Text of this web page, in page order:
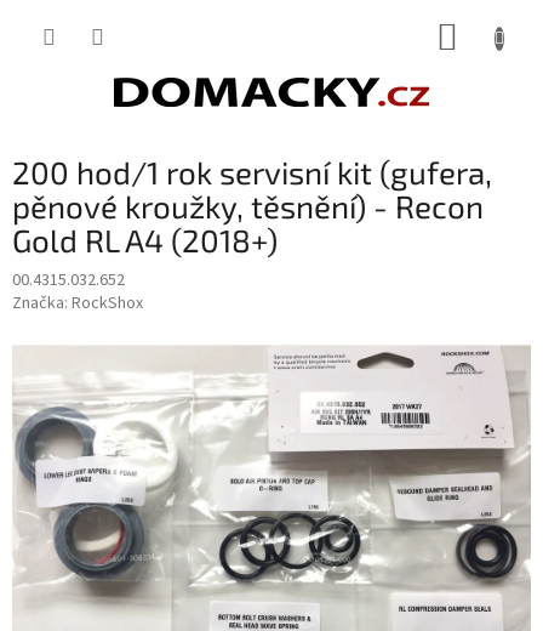
200 hod/1 rok servisní kit (gufera,
pěnové kroužky, těsnění) - Recon
Gold RL A4 (2018+)
00.4315.032.652
Značka: RockShox